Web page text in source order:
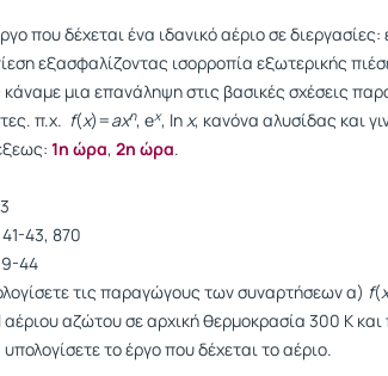
που δέχεται ένα ιδανικό αέριο σε
εξασφαλίζοντας ισορροπία εξωτερικής
κάναμε μια επανάληψη στις βασικές σχέσεις
π.χ. f(x)=axn, ex, lnx, κανόνα αλυσίδας και
1η ώρα, 2η ώρα.
41-43, 870
44
τις παραγώγους των συναρτήσεων α) f(x
αζώτου σε αρχική θερμοκρασία 300 K και
το έργο που δέχεται το αέριο.